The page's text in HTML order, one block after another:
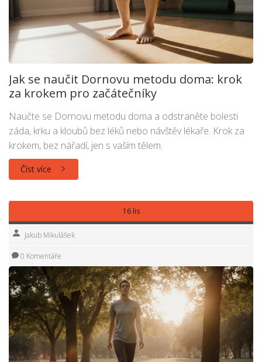
Jak se naučit Dornovu metodu doma: krok
za krokem pro začátečníky
Naučte se Dornovu metodu doma a odstraněte bolesti
záda, krku a kloubů bez léků nebo návštěv lékaře. Krok za
krokem, bez nářadí, jen s vaším tělem.
Číst více
16 lis
Jakub Mikulášek
0 Komentáře